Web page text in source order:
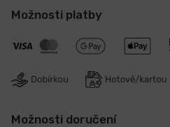
Možnosti platby
Možnosti doručení